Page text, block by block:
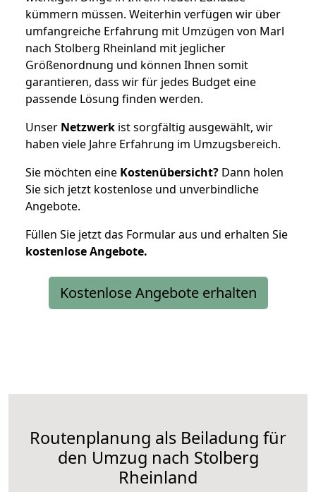
kümmern müssen. Weiterhin verfügen wir über
umfangreiche Erfahrung mit Umzügen von Marl
nach Stolberg Rheinland mit jeglicher
Größenordnung und können Ihnen somit
garantieren, dass wir für jedes Budget eine
passende Lösung finden werden.
Unser Netzwerk ist sorgfältig ausgewählt, wir
haben viele Jahre Erfahrung im Umzugsbereich.
Sie möchten eine Kostenübersicht? Dann holen
Sie sich jetzt kostenlose und unverbindliche
Angebote.
Füllen Sie jetzt das Formular aus und erhalten Sie
kostenloseAngebote.
Kostenlose Angebote erhalten
Routenplanung als Beiladung für
den Umzug nach Stolberg
Rheinland